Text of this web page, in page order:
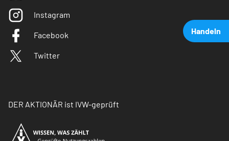
Handeln
Instagram
Facebook
Twitter
DER AKTIONÄR ist IVW-geprüft